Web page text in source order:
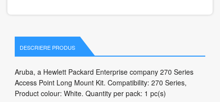
DESCRIERE PRODUS
Aruba, a Hewlett Packard Enterprise company 270 Series
Access Point Long Mount Kit. Compatibility: 270 Series,
Product colour: White. Quantity per pack: 1 pc(s)